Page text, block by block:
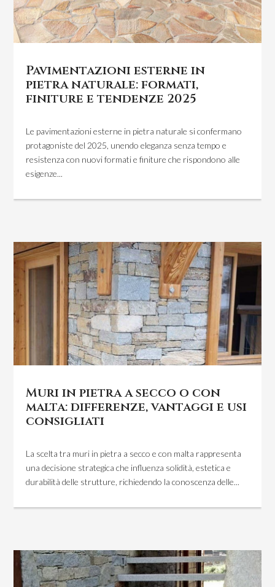
Pavimentazioni esterne in
pietra naturale: formati,
finiture e tendenze 2025
Le pavimentazioni esterne in pietra naturale si confermano
protagoniste del 2025, unendo eleganza senza tempo e
resistenza con nuovi formati e finiture che rispondono alle
esigenze...
Muri in pietra a secco o con
malta: differenze, vantaggi e usi
consigliati
La scelta tra muri in pietra a secco e con malta rappresenta
una decisione strategica che influenza solidità, estetica e
durabilità delle strutture, richiedendo la conoscenza delle...